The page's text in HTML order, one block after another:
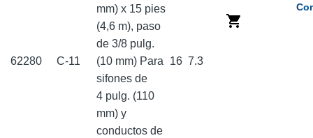
62280 C-11
mm) x 15 pies
(4,6 m), paso
de 3/8 pulg.
(10 mm) Para
sifones de
4 pulg. (110
mm) y
conductos de
16 7.3